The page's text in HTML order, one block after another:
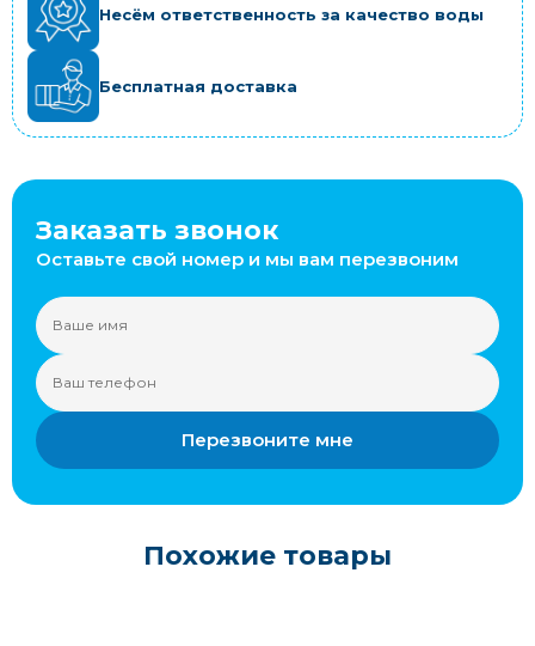
Несём ответственность за качество воды
Бесплатная доставка
Заказать звонок
Оставьте свой номер и мы вам перезвоним
Перезвоните мне
Похожие товары